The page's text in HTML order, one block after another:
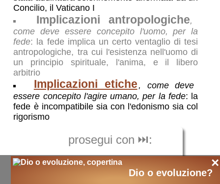
Concilio, il Vaticano I
Implicazioni antropologiche,
come deve essere concepito l'uomo, per la
fede: la fede implica un certo ventaglio di tesi
antropologiche, tra cui l'esistenza nell'uomo di
un principio spirituale, l'anima, e il libero
arbitrio
Implicazioni etiche , come deve
essere concepito l'agire umano, per la fede: la
fede è incompatibile sia con l'edonismo sia col
rigorismo
prosegui con ⏭️:
Implicazioni etiche
×
Dio o evoluzione?